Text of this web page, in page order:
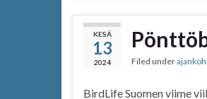
KESÄ
13
2024 Filed under
BirdLife Suomen viime